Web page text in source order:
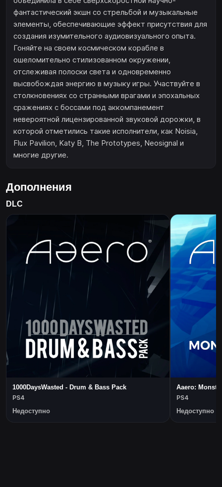
фантастический экшн со стрельбой и музыкальные
элементы, обеспечивающие эффект присутствия для
создания изумительного аудиовизуального опыта.
Гоняйте на своем космическом корабле в
ошеломительно стилизованном окружении,
отслеживая полоски света и одновременно
высвобождая энергию в музыку игры. Участвуйте в
столкновениях со странными врагами и эпохальных
сражениях с боссами под аккомпанемент
невероятной лицензированной звуковой дорожки, в
которой отметились такие исполнители, как Noisia,
Flux Pavilion, Katy B, The Prototypes, Neosignal и
многие другие.
Дополнения
DLC
1000DaysWasted - Drum & Bass Pack
PS4
Недоступно
Aaero:
PS4
Недоступно